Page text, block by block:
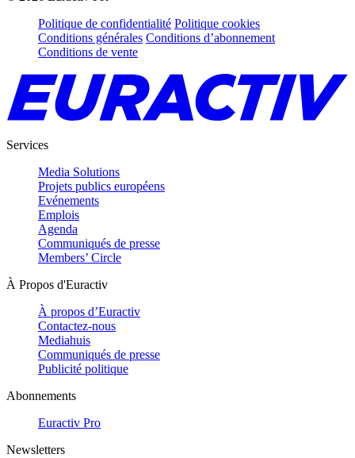
Politique de confidentialité Politique cookies
Conditions générales Conditions d’abonnement
Conditions de vente
Services
Media Solutions
Projets publics européens
Evénements
Emplois
Agenda
Communiqués de presse
Members’ Circle
À Propos d'Euractiv
À propos d’Euractiv
Contactez-nous
Mediahuis
Communiqués de presse
Publicité politique
Abonnements
Euractiv Pro
Newsletters